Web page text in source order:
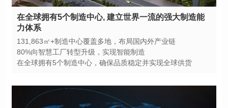
力体系
131,863㎡+制造中心覆盖多地，布局国内外产业链
80%向智慧工厂转型升级，实现智能制造
在全球拥有5个制造中心，确保品质稳定并实现全球供货